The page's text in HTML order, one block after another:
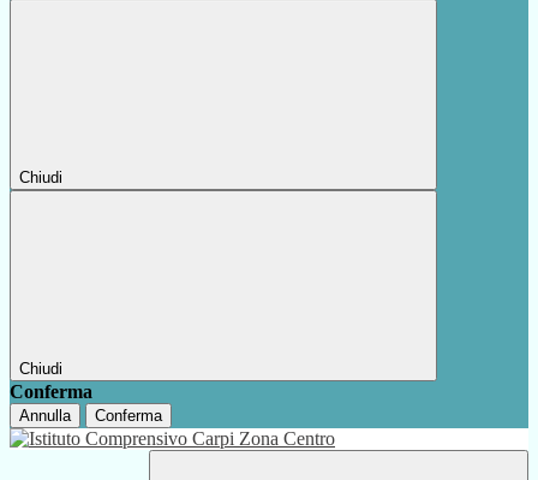
Chiudi
Chiudi
Conferma
Annulla Conferma